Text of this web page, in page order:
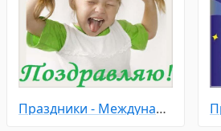
Праздники - Международный день девочек